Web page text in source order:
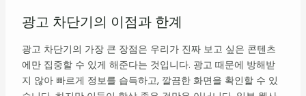
광고 차단기의 이점과 한계
광고 차단기의 가장 큰 장점은 우리가 진짜 보고 싶은 콘텐츠
에만 집중할 수 있게 해준다는 것입니다. 광고 때문에 방해받
지 않아 빠르게 정보를 습득하고, 깔끔한 화면을 확인할 수 있